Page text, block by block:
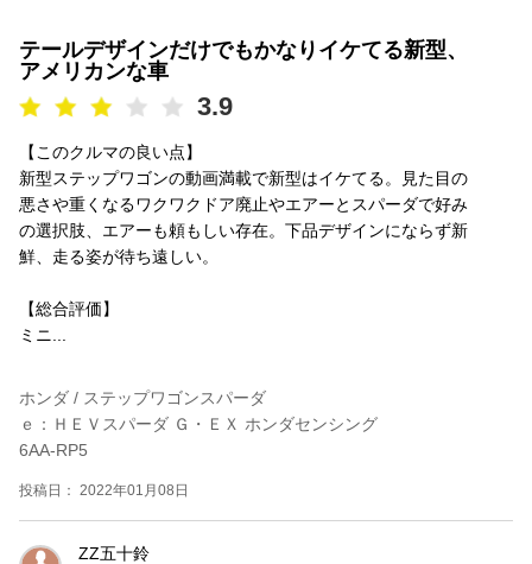
テールデザインだけでもかなりイケてる新型、
アメリカンな車
3.9
【このクルマの良い点】
新型ステップワゴンの動画満載で新型はイケてる。見た目の
悪さや重くなるワクワクドア廃止やエアーとスパーダで好み
の選択肢、エアーも頼もしい存在。下品デザインにならず新
鮮、走る姿が待ち遠しい。
【総合評価】
ミニ...
ホンダ / ステップワゴンスパーダ
ｅ：ＨＥＶスパーダ Ｇ・ＥＸ ホンダセンシング
6AA-RP5
投稿日： 2022年01月08日
ZZ五十鈴